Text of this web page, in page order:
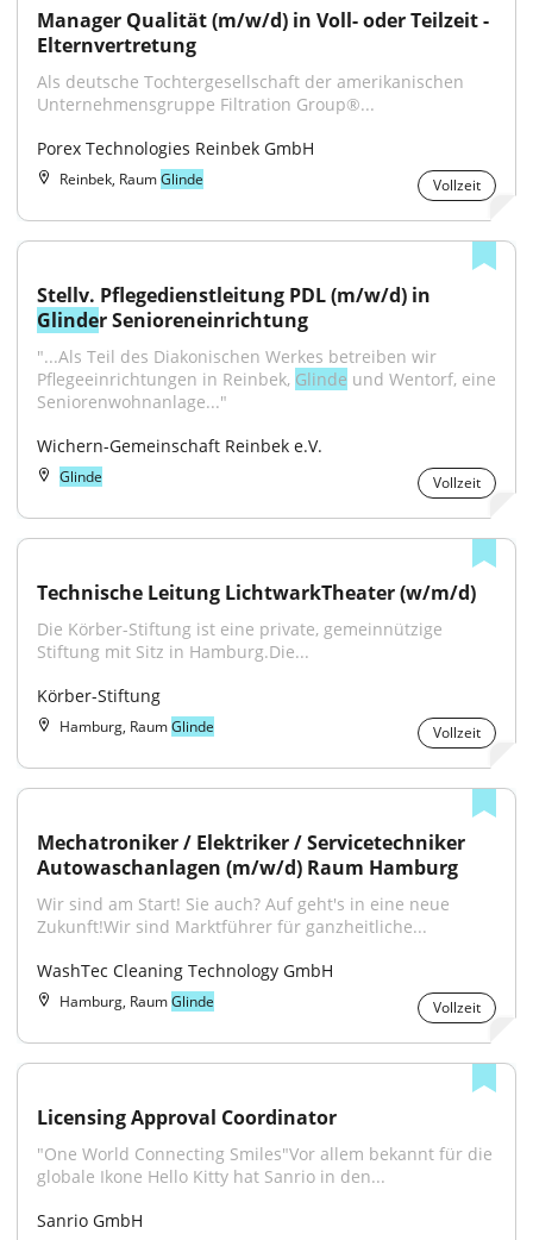
Manager Qualität (m/w/d) in Voll- oder Teilzeit -
Elternvertretung
Als deutsche Tochtergesellschaft der amerikanischen
Unternehmensgruppe Filtration Group®...
Porex Technologies Reinbek GmbH
Reinbek, RaumGlinde Vollzeit
Glinder Senioreneinrichtung
"...Als Teil des Diakonischen Werkes betreiben wir
Pflegeeinrichtungen in Reinbek, Glinde und Wentorf, eine
Seniorenwohnanlage..."
Wichern-Gemeinschaft Reinbek e.V.
Glinde Vollzeit
Technische Leitung LichtwarkTheater (w/m/d)
Die Körber-Stiftung ist eine private, gemeinnützige
Stiftung mit Sitz in Hamburg.Die...
Körber-Stiftung
Hamburg, RaumGlinde Vollzeit
Mechatroniker / Elektriker / Servicetechniker
Autowaschanlagen (m/w/d) Raum Hamburg
Wir sind am Start! Sie auch? Auf geht's in eine neue
Zukunft!Wir sind Marktführer für ganzheitliche...
WashTec Cleaning Technology GmbH
Hamburg, RaumGlinde Vollzeit
Licensing Approval Coordinator
"One World Connecting Smiles"Vor allem bekannt für die
globale Ikone Hello Kitty hat Sanrio in den...
Sanrio GmbH